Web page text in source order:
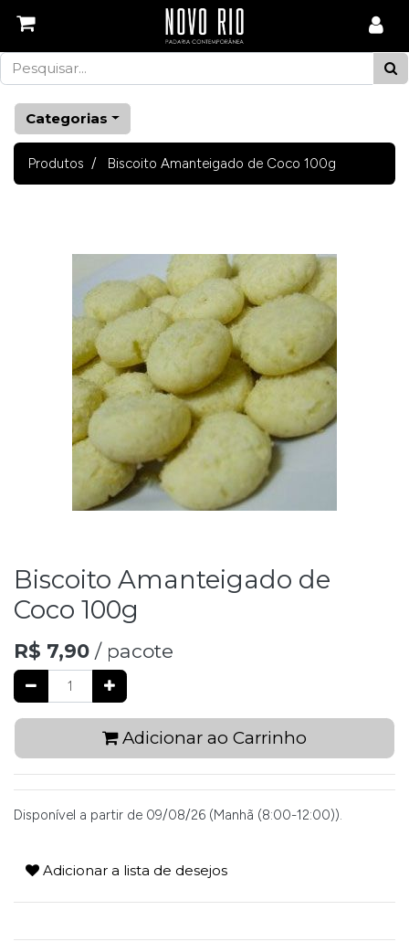
Categorias
Produtos Biscoito Amanteigado de Coco 100g
Biscoito Amanteigado de
Coco 100g
R$ 7,90 / pacote
Adicionar ao Carrinho
Disponível a partir de 09/08/26 (Manhã (8:00-12:00)).
Adicionar a lista de desejos